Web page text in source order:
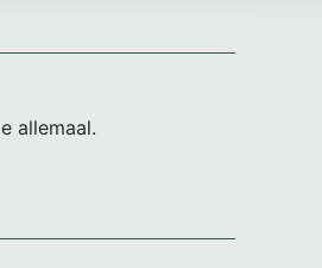
allemaal.